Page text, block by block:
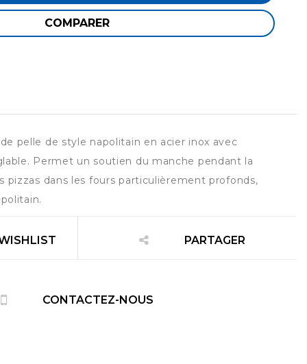
COMPARER
pelle de style napolitain en acier inox avec
Permet un soutien du manche pendant la
pizzas dans les fours particulièrement profonds,
PARTAGER
CONTACTEZ-NOUS